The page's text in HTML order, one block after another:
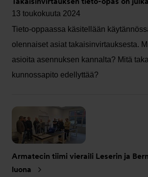
13 toukokuuta 2024
Tieto-oppaassa käsitellään
olennaiset asiat takaisinvirtauksesta.
asioita asennuksen kannalta? Mitä
kunnossapito edellyttää?
Armatecin tiimi vieraili Leserin ja
luona